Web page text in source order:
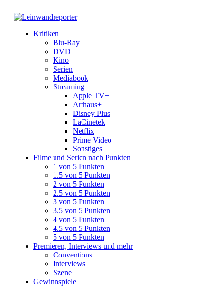
Kritiken
Blu-Ray
DVD
Kino
Serien
Mediabook
Streaming
Apple TV+
Arthaus+
Disney Plus
LaCinetek
Netflix
Prime Video
Sonstiges
Filme und Serien nach Punkten
1 von 5 Punkten
1.5 von 5 Punkten
2 von 5 Punkten
2.5 von 5 Punkten
3 von 5 Punkten
3.5 von 5 Punkten
4 von 5 Punkten
4.5 von 5 Punkten
5 von 5 Punkten
Premieren, Interviews und mehr
Conventions
Interviews
Szene
Gewinnspiele